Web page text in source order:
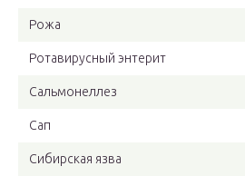
Рожа
Ротавирусный энтерит
Сальмонеллез
Сап
Сибирская язва